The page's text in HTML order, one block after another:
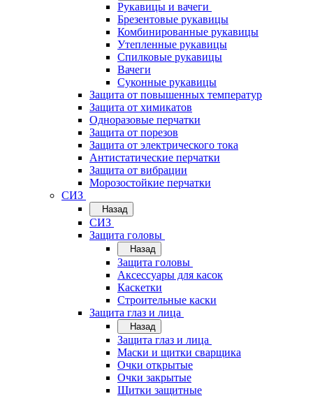
Рукавицы и вачеги
Брезентовые рукавицы
Комбинированные рукавицы
Утепленные рукавицы
Спилковые рукавицы
Вачеги
Суконные рукавицы
Защита от повышенных температур
Защита от химикатов
Одноразовые перчатки
Защита от порезов
Защита от электрического тока
Антистатические перчатки
Защита от вибрации
Морозостойкие перчатки
СИЗ
Назад
СИЗ
Защита головы
Назад
Защита головы
Аксессуары для касок
Каскетки
Строительные каски
Защита глаз и лица
Назад
Защита глаз и лица
Маски и щитки сварщика
Очки открытые
Очки закрытые
Щитки защитные